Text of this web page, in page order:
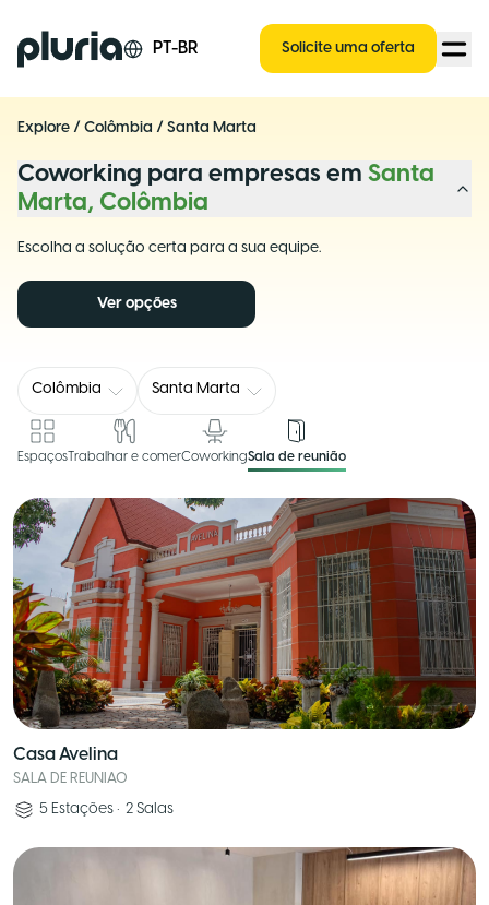
Logo Pluria PT-BR Solicite uma oferta
Explore / Colômbia / Santa Marta
Coworking para empresas em Santa
Marta, Colômbia
Escolha a solução certa para a sua equipe.
Ver opções
Colômbia Santa Marta
EspaçosTrabalhar e comerCoworkingSala de reunião
Casa Avelina
SALA DE REUNIAO
5 Estações • 2 Salas